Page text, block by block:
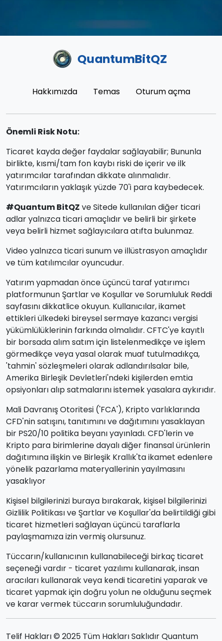
QuantumBitQZ
Hakkımızda Temas Oturum açma
Önemli Risk Notu:
Ticaret kayda değer faydalar sağlayabilir; Bununla
birlikte, kısmi/tam fon kaybı riski de içerir ve ilk
yatırımcılar tarafından dikkate alınmalıdır.
Yatırımcıların yaklaşık yüzde 70'i para kaybedecek.
#Quantum BitQZ ve Sitede kullanılan diğer ticari
adlar yalnızca ticari amaçlıdır ve belirli bir şirkete
veya belirli hizmet sağlayıcılara atıfta bulunmaz.
Video yalnızca ticari sunum ve illüstrasyon amaçlıdır
ve tüm katılımcılar oyuncudur.
Yatırım yapmadan önce üçüncü taraf yatırımcı
platformunun Şartlar ve Koşullar ve Sorumluluk Reddi
sayfasını dikkatlice okuyun. Kullanıcılar, ikamet
ettikleri ülkedeki bireysel sermaye kazancı vergisi
yükümlülüklerinin farkında olmalıdır. CFTC'ye kayıtlı
bir borsada alım satım için listelenmedikçe ve işlem
görmedikçe veya yasal olarak muaf tutulmadıkça,
'tahmin' sözleşmeleri olarak adlandırılsalar bile,
Amerika Birleşik Devletleri'ndeki kişilerden emtia
opsiyonları alıp satmalarını istemek yasalara aykırıdır.
Mali Davranış Otoritesi ('FCA'), Kripto varlıklarında
CFD'nin satışını, tanıtımını ve dağıtımını yasaklayan
bir PS20/10 politika beyanı yayınladı. CFD'lerin ve
Kripto para birimlerine dayalı diğer finansal ürünlerin
dağıtımına ilişkin ve Birleşik Krallık'ta ikamet edenlere
yönelik pazarlama materyallerinin yayılmasını
yasaklıyor
Kişisel bilgilerinizi buraya bırakarak, kişisel bilgilerinizi
Gizlilik Politikası ve Şartlar ve Koşullar'da belirtildiği gibi
ticaret hizmetleri sağlayan üçüncü taraflarla
paylaşmamıza izin vermiş olursunuz.
Tüccarın/kullanıcının kullanabileceği birkaç ticaret
seçeneği vardır - ticaret yazılımı kullanarak, insan
aracıları kullanarak veya kendi ticaretini yaparak ve
ticaret yapmak için doğru yolun ne olduğunu seçmek
ve karar vermek tüccarın sorumluluğundadır.
Telif Hakları © 2025 Tüm Hakları Saklıdır Quantum